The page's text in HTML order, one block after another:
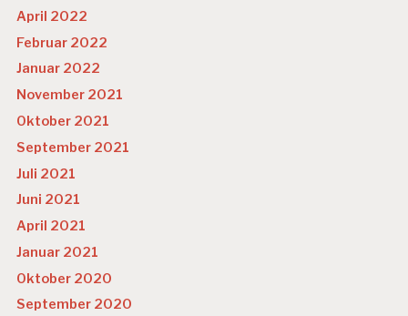
N
S
U
L
U
R
April 2022
Februar 2022
Januar 2022
November 2021
Oktober 2021
September 2021
Juli 2021
Juni 2021
April 2021
Januar 2021
Oktober 2020
September 2020